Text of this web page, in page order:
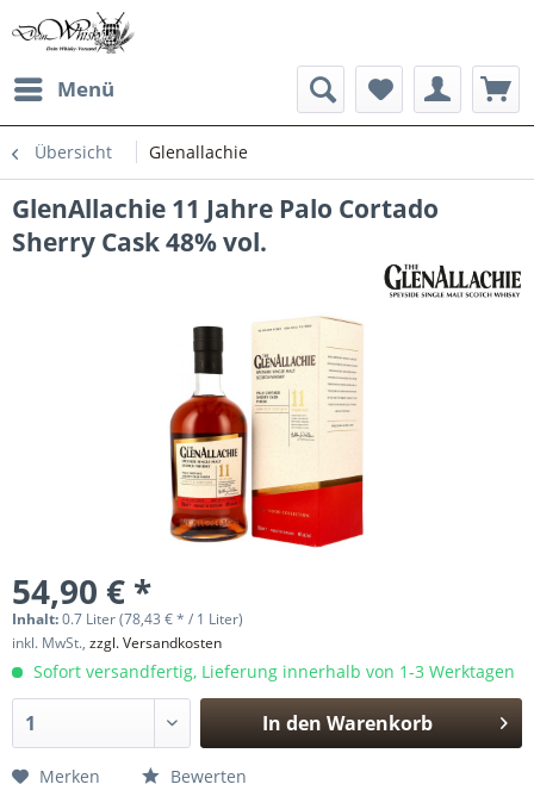
Menü
Übersicht Glenallachie
GlenAllachie 11 Jahre Palo Cortado
Sherry Cask 48% vol.
54,90 € *
Inhalt:0.7 Liter (78,43 € * / 1 Liter)
inkl. MwSt., zzgl. Versandkosten
Sofort versandfertig, Lieferung innerhalb von 1-3 Werktagen
In den Warenkorb
Merken Bewerten